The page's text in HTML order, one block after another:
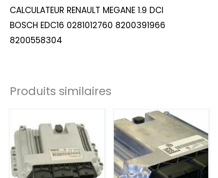
CALCULATEUR RENAULT MEGANE 1.9 DCI
BOSCH EDC16 0281012760 8200391966
8200558304
Produits similaires